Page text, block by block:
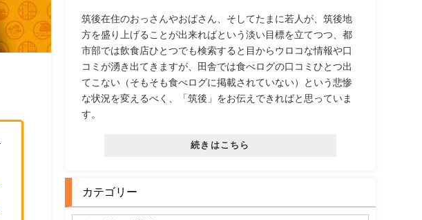
筑後在住のおっさんやおばさん、そしてたまに若人が、筑後地
方を盛り上げることが出来ればという淡い目標を立てつつ、都
市部では飲食店ひとつでも検索すると目からウロコな情報や口
コミが湧き出てきますが、田舎では食べログの口コミひとつ出
てこない（そもそも食べログに掲載されていない）という悲惨
な状況を変えるべく、「筑後」をお伝えできればと思っていま
す。
続きはこちら
カテゴリー